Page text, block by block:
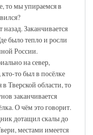
то мы упираемся в
Заканчивается
было тепло и росли
России.
на север,
то был в посёлке
Тверской области, то
заканчивается
О чём это говорит.
дотащил скалы до
местами имеется